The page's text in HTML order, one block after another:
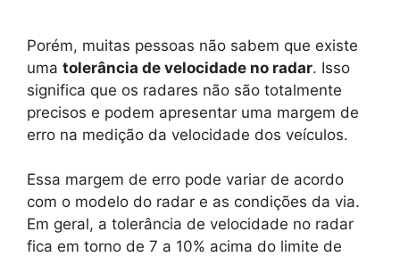
Porém, muitas pessoas não sabem que existe
uma tolerância de velocidade no radar. Isso
significa que os radares não são totalmente
precisos e podem apresentar uma margem de
erro na medição da velocidade dos veículos.
Essa margem de erro pode variar de acordo
com o modelo do radar e as condições da via.
Em geral, a tolerância de velocidade no radar
fica em torno de 7 a 10% acima do limite de